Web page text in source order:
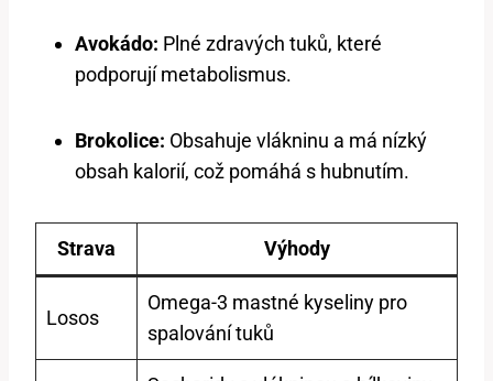
Avokádo: Plné zdravých tuků, které
podporují metabolismus.
Brokolice: Obsahuje vlákninu a má nízký
obsah kalorií, což pomáhá s hubnutím.
Strava Výhody
Losos
Omega-3 mastné kyseliny pro
spalování tuků